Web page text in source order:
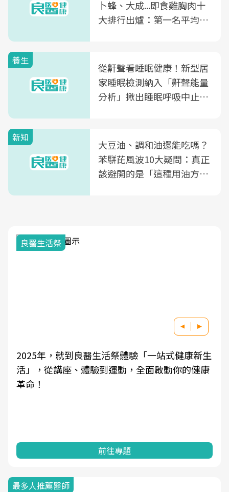
卜蜂、大成...即食雞胸肉十
大排行出爐：第一名平均一
養生
從鼾聲看睡眠健康！新型居
家睡眠檢測納入「鼾聲能量
分析」揪出睡眠呼吸中止症
新知
大豆油、調和油還能吃嗎？
苯駢芘風波10大疑問：真正
該避開的是「這種用油方
良醫生活祭
2025年，就到良醫生活祭體驗「一站式健康新生
活」，從講座、體驗到運動，全面啟動你的健康
革命！
前往專題
最多人推薦醫師